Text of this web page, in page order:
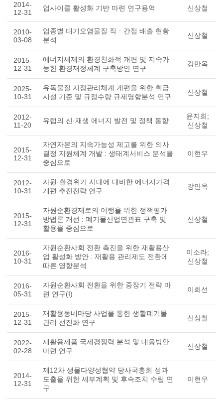
2014-
12-31
업사이클 활성화 기반 마련 연구용역 신상철
2010-
03-08
업종별 대기오염물질 직ㆍ간접 배출 현황
분석
신상철
2015-
12-31
에너지세제의 환경친화적 개편 및 지속가
능한 환경재정체계 구축방안 연구
강만옥
2025-
10-31
유독물질 지정관리체계 개편을 위한 취급
시설 기준 및 규정수량 규제영향분석 연구
신상철
2012-
11-20
유럽의 신·재생 에너지 발전 및 정책 동향
윤지희;
신상철
2015-
12-31
자연자본의 지속가능성 제고를 위한 의사
결정 지원체계 개발 : 생태계서비스 분석을
중심으로
이현우
2012-
10-31
자원·환경위기 시대에 대비한 에너지가격
개편 추진전략 연구
강만옥
2015-
12-31
자원순환경제로의 이행을 위한 정책평가
방법론 개선 : 폐기물산업연관표 구축 및
활용을 중심으로
신상철
2016-
10-31
자원순환사회 전환 촉진을 위한 재활용산
업 활성화 방안 : 재활용 관리제도 전환에
따른 영향분석
이소라;
신상철
2016-
05-31
자원순환사회 전환을 위한 중장기 전략 마
련 연구(I)
이희선
2015-
12-31
재활용동네마당 사업을 통한 생활폐기물
관리 선진화 연구
신상철
2022-
02-28
재활용제품 국제경쟁력 분석 및 대응방안
마련 연구
신상철
2014-
12-31
제12차 생물다양성협약 당사국총회 성과
도출을 위한 세부계획 및 후속조치 수립 연
구
이현우